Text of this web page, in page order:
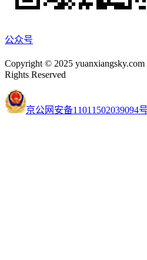
公众号
Copyright © 2025
Rights Reserved
京公网安备11011502039094号